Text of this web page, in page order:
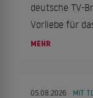
deutsche TV-
Vorliebe für
bleibt sie aktiv
MEHR
05.08.2026 MIT